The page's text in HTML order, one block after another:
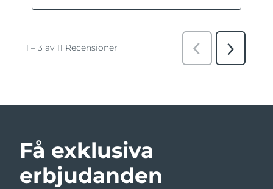
Få exklusiva
erbjudanden